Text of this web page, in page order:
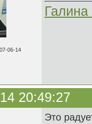
06-14
20:49:27
Это